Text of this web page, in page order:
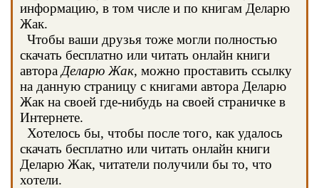
информацию, в том числе и по книгам Деларю
Жак.
Чтобы ваши друзья тоже могли полностью
скачать бесплатно или читать онлайн книги
автора Деларю Жак, можно проставить ссылку
на данную страницу с книгами автора Деларю
Жак на своей где-нибудь на своей страничке в
Интернете.
Хотелось бы, чтобы после того, как удалось
скачать бесплатно или читать онлайн книги
Деларю Жак, читатели получили бы то, что
хотели.